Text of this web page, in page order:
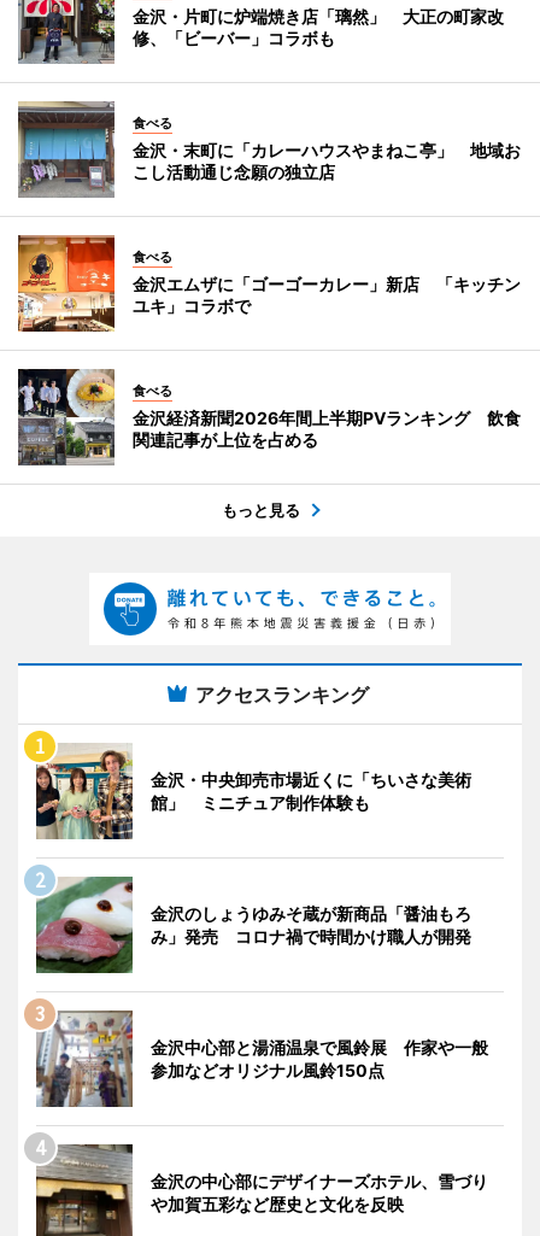
金沢・片町に炉端焼き店「璃然」 大正の町家改
修、「ビーバー」コラボも
食べる
金沢・末町に「カレーハウスやまねこ亭」 地域お
こし活動通じ念願の独立店
食べる
金沢エムザに「ゴーゴーカレー」新店 「キッチン
ユキ」コラボで
食べる
金沢経済新聞2026年間上半期PVランキング 飲食
関連記事が上位を占める
もっと見る
アクセスランキング
金沢・中央卸売市場近くに「ちいさな美術
館」 ミニチュア制作体験も
金沢のしょうゆみそ蔵が新商品「醤油もろ
み」発売 コロナ禍で時間かけ職人が開発
金沢中心部と湯涌温泉で風鈴展 作家や一般
参加などオリジナル風鈴150点
金沢の中心部にデザイナーズホテル、雪づり
や加賀五彩など歴史と文化を反映